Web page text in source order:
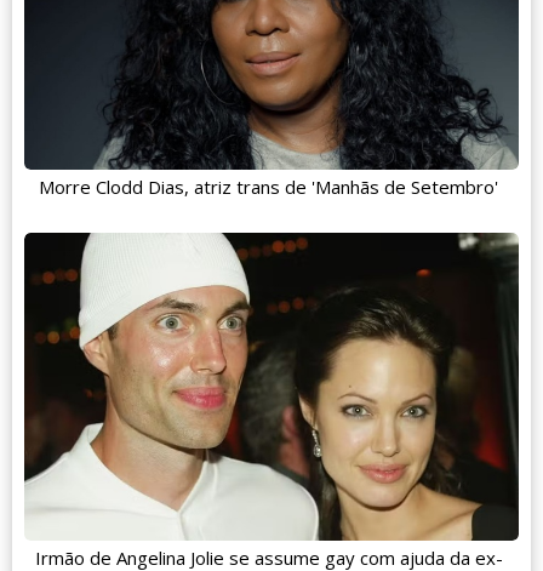
Morre Clodd Dias, atriz trans de 'Manhãs de Setembro'
Irmão de Angelina Jolie se assume gay com ajuda da ex-